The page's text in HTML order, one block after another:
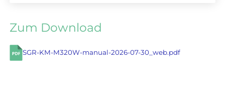
Zum Download
SGR-KM-M320W-manual-2026-07-30_web.pdf